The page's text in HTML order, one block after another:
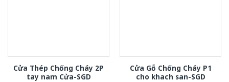
Cửa Thép Chống Cháy 2P
tay nam Cửa-SGD
Cửa Gỗ Chống Cháy P1
cho khach san-SGD